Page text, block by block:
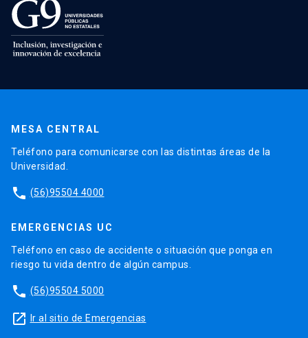
MESA CENTRAL
Teléfono para comunicarse con las distintas áreas de la
Universidad.
phone (56)95504 4000
EMERGENCIAS UC
Teléfono en caso de accidente o situación que ponga en
riesgo tu vida dentro de algún campus.
phone (56)95504 5000
launch Ir al sitio de Emergencias